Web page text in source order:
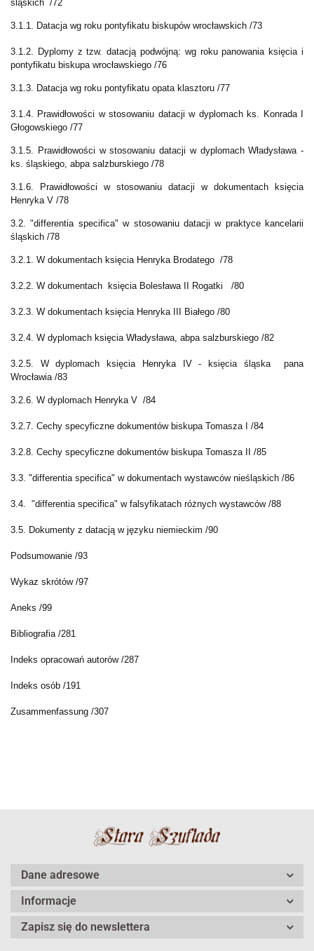
śląskich /72
3.1.1. Datacja wg roku pontyfikatu biskupów wrocławskich /73
3.1.2. Dyplomy z tzw. datacją podwójną: wg roku panowania księcia i
pontyfikatu biskupa wrocławskiego /76
3.1.3. Datacja wg roku pontyfikatu opata klasztoru /77
3.1.4. Prawidłowości w stosowaniu datacji w dyplomach ks. Konrada I
Głogowskiego /77
3.1.5. Prawidłowości w stosowaniu datacji w dyplomach Władysława -
ks. śląskiego, abpa salzburskiego /78
3.1.6. Prawidłowości w stosowaniu datacji w dokumentach księcia
Henryka V /78
3.2. "differentia specifica" w stosowaniu datacji w praktyce kancelarii
śląskich /78
3.2.1. W dokumentach księcia Henryka Brodatego /78
3.2.2. W dokumentach księcia Bolesława II Rogatki /80
3.2.3. W dokumentach księcia Henryka III Białego /80
3.2.4. W dyplomach księcia Władysława, abpa salzburskiego /82
3.2.5. W dyplomach księcia Henryka IV - księcia śląska pana
Wrocławia /83
3.2.6. W dyplomach Henryka V /84
3.2.7. Cechy specyficzne dokumentów biskupa Tomasza I /84
3.2.8. Cechy specyficzne dokumentów biskupa TomaszaII /85
3.3. "differentia specifica" w dokumentach wystawców nieśląskich /86
3.4. "differentia specifica" w falsyfikatach różnych wystawców /88
3.5. Dokumenty z datacją w języku niemieckim /90
Podsumowanie /93
Wykaz skrótów /97
Aneks /99
Bibliografia /281
Indeks opracowań autorów /287
Indeks osób /191
Zusammenfassung /307
Dane adresowe
Informacje
Zapisz się do newslettera